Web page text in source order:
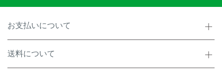
お支払いについて
送料について